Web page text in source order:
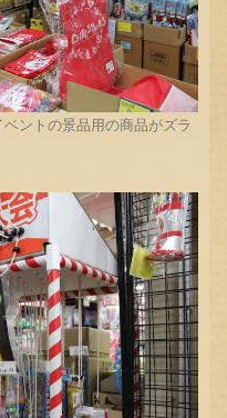
ントの景品用の商品がズラ